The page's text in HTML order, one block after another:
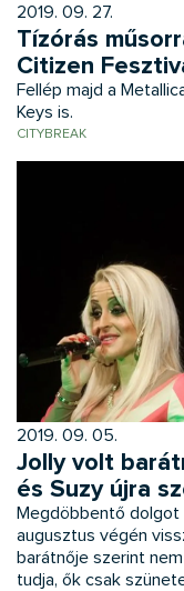
2019. 09. 27.
Tízórás
Citizen
Fellép majd a
Keys is.
CITYBREAK
2019. 09. 05.
Jolly volt
és Suzy újra
Megdöbbentő dolgot
augusztus végén
barátnője szerint
tudja, ők csak